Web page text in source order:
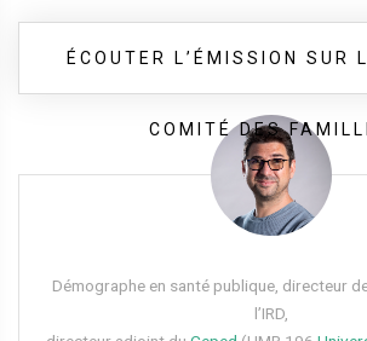
ÉCOUTER L’ÉMISSION SUR
COMITÉ DES
Démographe en santé publique, directeur
l’IRD,